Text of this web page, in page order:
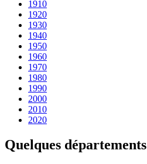
1910
1920
1930
1940
1950
1960
1970
1980
1990
2000
2010
2020
Quelques départements